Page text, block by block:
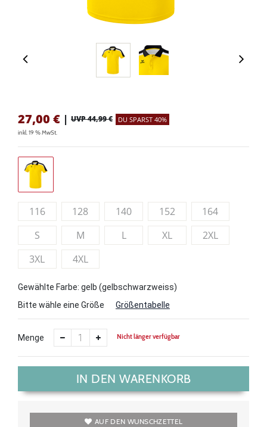
27,00 € | UVP 44,99 € DU SPARST 40%
inkl. 19 % MwSt.
116 128 140 152
164
S
M L XL
2XL
3XL
4XL
Gewählte Farbe: gelb (gelbschwarzweiss)
Bitte wähle eine Größe
Größentabelle
Menge Nicht länger verfügbar
IN DEN WARENKORB
AUF DEN WUNSCHZETTEL